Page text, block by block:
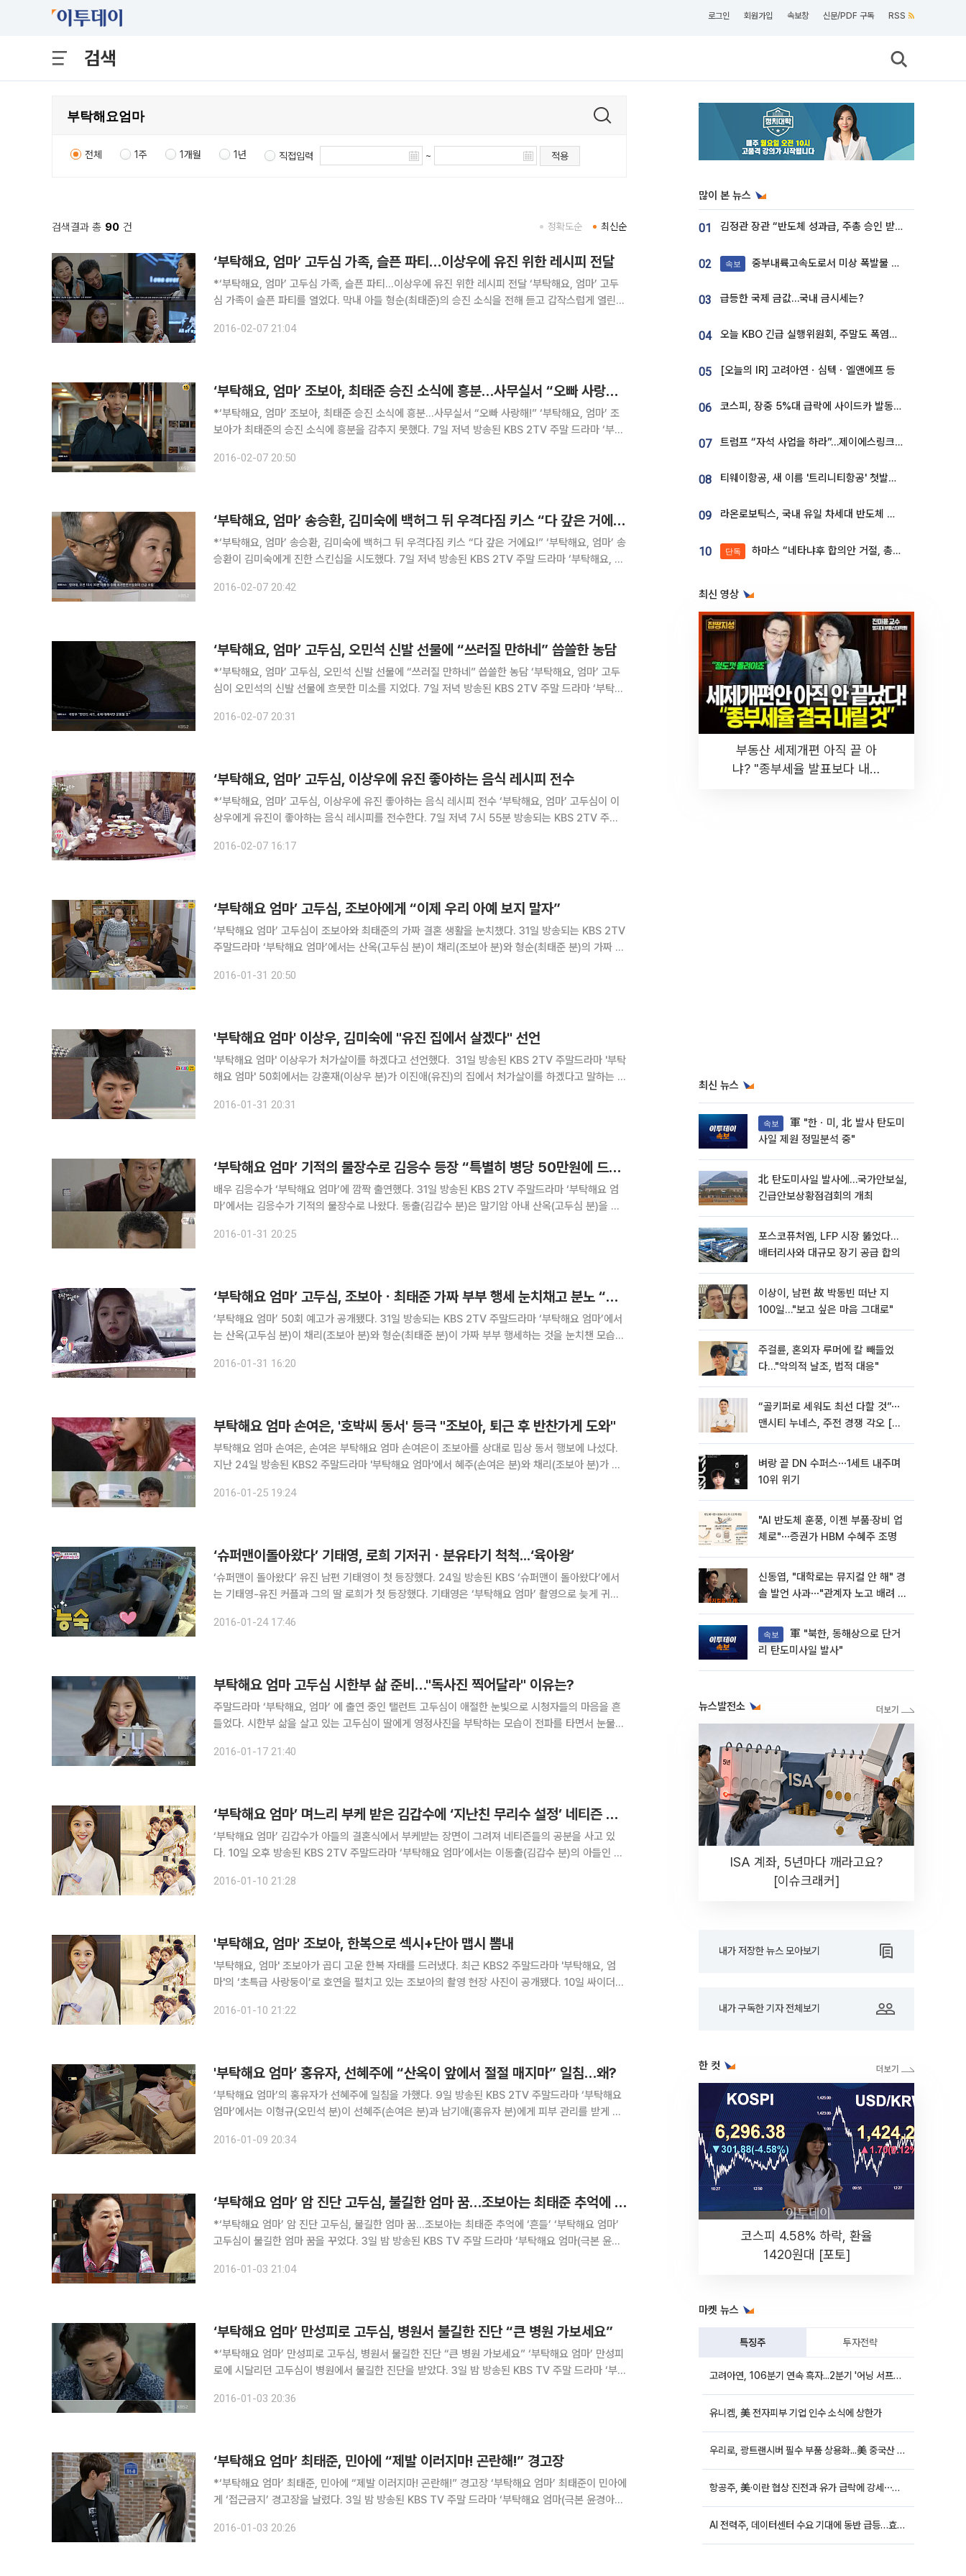
로그인 회원가입 속보창 신문/PDF 구독 RSS
검색
전체 1주 1개월 1년 직접입력 ~ 적용
검색결과 총 90 건 최신순
정확도순
‘부탁해요, 엄마’ 고두심 가족, 슬픈 파티…이상우에 유진 위한 레시피 전달
*‘부탁해요, 엄마’ 고두심 가족, 슬픈 파티…이상우에 유진 위한 레시피 전달 ‘부탁해요, 엄마’ 고두
심 가족이 슬픈 파티를 열었다. 막내 아들 형순(최태준)의 승진 소식을 전해 듣고 갑작스럽게 열린
회에서는 형순(최태준)의 승진 소식을 접한 산옥(
2016-02-07 21:04
‘부탁해요, 엄마’ 조보아, 최태준 승진 소식에 흥분…사무실서 “오빠 사랑해!”
*‘부탁해요, 엄마’ 조보아, 최태준 승진 소식에 흥분…사무실서 “오빠 사랑해!” ‘부탁해요, 엄마’ 조
보아가 최태준의 승진 소식에 흥분을 감추지 못했다. 7일 저녁 방송된 KBS 2TV 주말 드라마 ‘부탁
2016-02-07 20:50
‘부탁해요, 엄마’ 송승환, 김미숙에 백허그 뒤 우격다짐 키스 “다 갚은 거에요!”
*‘부탁해요, 엄마’ 송승환, 김미숙에 백허그 뒤 우격다짐 키스 “다 갚은 거에요!” ‘부탁해요, 엄마’ 송
승환이 김미숙에게 진한 스킨십을 시도했다. 7일 저녁 방송된 KBS 2TV 주말 드라마 ‘부탁해요, 엄
‘부탁해요, 엄마’에서 철웅ㆍ영선 가족은 함
2016-02-07 20:42
‘부탁해요, 엄마’ 고두심, 오민석 신발 선물에 “쓰러질 만하네” 씁쓸한 농담
*‘부탁해요, 엄마’ 고두심, 오민석 신발 선물에 “쓰러질 만하네” 씁쓸한 농담 ‘부탁해요, 엄마’ 고두
심이 오민석의 신발 선물에 흐뭇한 미소를 지었다. 7일 저녁 방송된 KBS 2TV 주말 드라마 ‘부탁해
2016-02-07 20:31
‘부탁해요, 엄마’ 고두심, 이상우에 유진 좋아하는 음식 레시피 전수
*‘부탁해요, 엄마’ 고두심, 이상우에 유진 좋아하는 음식 레시피 전수 ‘부탁해요, 엄마’ 고두심이 이
상우에게 유진이 좋아하는 음식 레시피를 전수한다. 7일 저녁 7시 55분 방송되는 KBS 2TV 주말
2016-02-07 16:17
‘부탁해요 엄마’ 고두심, 조보아에게 “이제 우리 아예 보지 말자”
‘부탁해요 엄마’ 고두심이 조보아와 최태준의 가짜 결혼 생활을 눈치챘다. 31일 방송되는 KBS 2TV
주말드라마 ‘부탁해요 엄마’에서는 산옥(고두심 분)이 채리(조보아 분)와 형순(최태준 분)의 가짜 부
말했다. 이어 채리에게 “내가 마음 편히 있길 바란다면
2016-01-31 20:50
'부탁해요 엄마' 이상우, 김미숙에 "유진 집에서 살겠다" 선언
'부탁해요 엄마' 이상우가 처가살이를 하겠다고 선언했다. ​ 31일 방송된 KBS 2TV 주말드라마 '부탁
해요 엄마' 50회에서는 강훈재(이상우 분)가 이진애(유진)의 집에서 처가살이를 하겠다고 말하는 모
싶어하시는 것 같은데"라며 송기남(김영옥)을 모시라고
2016-01-31 20:31
‘부탁해요 엄마’ 기적의 물장수로 김응수 등장 “특별히 병당 50만원에 드릴게”
배우 김응수가 ‘부탁해요 엄마’에 깜짝 출연했다. 31일 방송된 KBS 2TV 주말드라마 ‘부탁해요 엄
마’에서는 김응수가 기적의 물장수로 나왔다. 동출(김갑수 분)은 말기암 아내 산옥(고두심 분)을 살
100만원으로 팔고 있는 물이지만 설을 맞이해 50만원으로
2016-01-31 20:25
‘부탁해요 엄마’ 고두심, 조보아ㆍ최태준 가짜 부부 행세 눈치채고 분노 “다신 보지 말자”
‘부탁해요 엄마’ 50회 예고가 공개됐다. 31일 방송되는 KBS 2TV 주말드라마 ‘부탁해요 엄마’에서
는 산옥(고두심 분)이 채리(조보아 분)와 형순(최태준 분)이 가짜 부부 행세하는 것을 눈치챈 모습이
을 느낀다. 이후 채리에게 “다신 보지 말자”고 선언한
2016-01-31 16:20
부탁해요 엄마 손여은, '호박씨 동서' 등극 "조보아, 퇴근 후 반찬가게 도와"
부탁해요 엄마 손여은, 손여은 부탁해요 엄마 손여은이 조보아를 상대로 밉상 동서 행보에 나섰다.
지난 24일 방송된 KBS2 주말드라마 '부탁해요 엄마'에서 혜주(손여은 분)와 채리(조보아 분)가 며
식’이라고 한 거 사과하라"고 쏘아붙였다. 이에 혜주는
2016-01-25 19:24
‘슈퍼맨이돌아왔다’ 기태영, 로희 기저귀ㆍ분유타기 척척...‘육아왕’
‘슈퍼맨이 돌아왔다’ 유진 남편 기태영이 첫 등장했다. 24일 방송된 KBS ‘슈퍼맨이 돌아왔다’에서
는 기태영-유진 커플과 그의 딸 로희가 첫 등장했다. 기태영은 ‘부탁해요 엄마’ 촬영으로 늦게 귀가
2016-01-24 17:46
부탁해요 엄마 고두심 시한부 삶 준비…"독사진 찍어달라" 이유는?
주말드라마 ‘부탁해요, 엄마’ 에 출연 중인 탤런트 고두심이 애절한 눈빛으로 시청자들의 마음을 흔
들었다. 시한부 삶을 살고 있는 고두심이 딸에게 영정사진을 부탁하는 모습이 전파를 타면서 눈물을
건준)에서 임산옥(고두심 분)은 딸 이진애(유진 분)에게
2016-01-17 21:40
‘부탁해요 엄마’ 며느리 부케 받은 김갑수에 ‘지난친 무리수 설정’ 네티즌 분노
‘부탁해요 엄마’ 김갑수가 아들의 결혼식에서 부케받는 장면이 그려져 네티즌들의 공분을 사고 있
다. 10일 오후 방송된 KBS 2TV 주말드라마 ‘부탁해요 엄마’에서는 이동출(김갑수 분)의 아들인 이
2016-01-10 21:28
'부탁해요, 엄마' 조보아, 한복으로 섹시+단아 맵시 뽐내
'부탁해요, 엄마' 조보아가 곱디 고운 한복 자태를 드러냈다. 최근 KBS2 주말드라마 '부탁해요, 엄
마'의 ‘초특급 사랑둥이’로 호연을 펼치고 있는 조보아의 촬영 현장 사진이 공개됐다. 10일 싸이더스
하여 찾아가 봤더니 조보
2016-01-10 21:22
'부탁해요 엄마‘ 홍유자, 선혜주에 “산옥이 앞에서 절절 매지마” 일침…왜?
‘부탁해요 엄마’의 홍유자가 선혜주에 일침을 가했다. 9일 방송된 KBS 2TV 주말드라마 ‘부탁해요
엄마’에서는 이형규(오민석 분)이 선혜주(손여은 분)과 남기애(홍유자 분)에게 피부 관리를 받게 해
찬했다. 이에 혜주가 “어머님도 같이 왔으면 좋았겠다
2016-01-09 20:34
‘부탁해요 엄마’ 암 진단 고두심, 불길한 엄마 꿈…조보아는 최태준 추억에 ‘흔들’
*‘부탁해요 엄마’ 암 진단 고두심, 불길한 엄마 꿈…조보아는 최태준 추억에 ‘흔들’ ‘부탁해요 엄마’
고두심이 불길한 엄마 꿈을 꾸었다. 3일 밤 방송된 KBS TV 주말 드라마 ‘부탁해요 엄마(극본 윤경
그려졌다. 이날 ‘부탁해요 엄마’에서 산옥은 집
2016-01-03 21:04
‘부탁해요 엄마’ 만성피로 고두심, 병원서 불길한 진단 “큰 병원 가보세요”
*‘부탁해요 엄마’ 만성피로 고두심, 병원서 불길한 진단 “큰 병원 가보세요” ‘부탁해요 엄마’ 만성피
로에 시달리던 고두심이 병원에서 불길한 진단을 받았다. 3일 밤 방송된 KBS TV 주말 드라마 ‘부탁
의 모습이 그려졌다. 남편 동출(김갑수)가 다른 여자와
2016-01-03 20:36
‘부탁해요 엄마’ 최태준, 민아에 “제발 이러지마! 곤란해!” 경고장
*‘부탁해요 엄마’ 최태준, 민아에 “제발 이러지마! 곤란해!” 경고장 ‘부탁해요 엄마’ 최태준이 민아에
게 ‘접근금지’ 경고장을 날렸다. 3일 밤 방송된 KBS TV 주말 드라마 ‘부탁해요 엄마(극본 윤경아ㆍ
다. 이날 ‘부탁해요 엄마’에서 형순은 만신창이
2016-01-03 20:26
많이 본 뉴스
01 김정관 장관 “반도체 성과급, 주총 승인 받도록”…상법·자본시장법 개정 시사
02 속보 중부내륙고속도로서 미상 폭발물 발견
03 급등한 국제 금값…국내 금시세는?
04 오늘 KBO 긴급 실행위원회, 주말도 폭염취소 될까
05 [오늘의 IR] 고려아연ㆍ심텍ㆍ엘앤에프 등
06 코스피, 장중 5%대 급락에 사이드카 발동…삼성·SK 동반 폭락
07 트럼프 “자석 사업을 하라”…제이에스링크, 비중국 영구자석 공급망 구축 속도
08 티웨이항공, 새 이름 '트리니티항공' 첫발…SSC 전략 본격화
09 라온로보틱스, 국내 유일 차세대 반도체 공정 로봇 개발 ‘고객사 테스트 진행’
10 단독 하마스 “네타냐후 합의안 거절, 총선 앞두고 시간 끌기”
최신 영상
부동산 세제개편 아직 끝 아
냐? "종부세율 발표보다 내릴
최신 뉴스
속보
사일 제원 정밀분석 중"
北 탄도미사일 발사에…국가안보실,
긴급안보상황점검회의 개최
포스코퓨처엠, LFP 시장 뚫었다…
배터리사와 대규모 장기 공급 합의
이상이, 남편 故 박동빈 떠난 지
100일…"보고 싶은 마음 그대로"
주걸륜, 혼외자 루머에 칼 빼들었
다…"악의적 날조, 법적 대응"
“골키퍼로 세워도 최선 다할 것”⋯
맨시티 누네스, 주전 경쟁 각오 [인
벼랑 끝 DN 수퍼스⋯1세트 내주며
10위 위기
"AI 반도체 훈풍, 이젠 부품·장비 업
체로"⋯증권가 HBM 수혜주 조명
신동엽, "대학로는 뮤지컬 안 해" 경
솔 발언 사과⋯"관계자 노고 배려 못
속보
리 탄도미사일 발사"
뉴스발전소
ISA 계좌, 5년마다 깨라고요?
[이슈크래커]
내가 저장한 뉴스 모아보기
내가 구독한 기자 전체보기
한 컷
코스피 4.58% 하락, 환율
1420원대 [포토]
마켓 뉴스
특징주 투자전략
고려아연, 106분기 연속 흑자...2분기 '어닝 서프라이즈'에 장 초반 12%대 강세
유니켐, 美 전자피부 기업 인수 소식에 상한가
우리로, 광트랜시버 필수 부품 상용화...美 중국산 퇴출 추진에 상승세
항공주, 美·이란 협상 진전과 유가 급락에 강세⋯한진칼 8%↑
AI 전력주, 데이터센터 수요 기대에 동반 급등…효성중공업 10%↑